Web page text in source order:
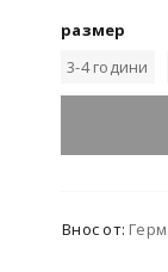
размер
3-4 години
Внос от: